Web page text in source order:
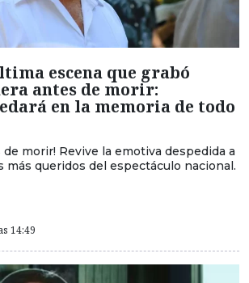
escena que grabó
antes de morir:
en la memoria de todo
de morir! Revive la emotiva despedida a
más queridos del espectáculo nacional.
14:49